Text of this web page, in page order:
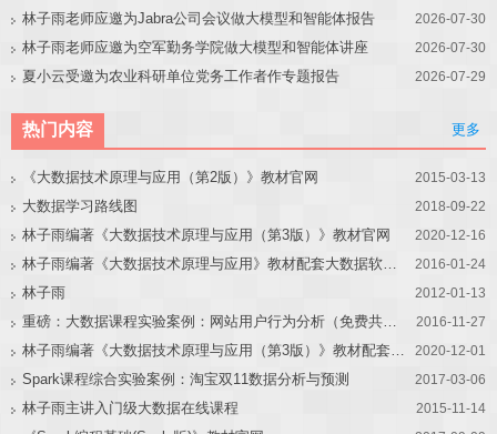
林子雨老师应邀为Jabra公司会议做大模型和智能体报告 2026-07-30
林子雨老师应邀为空军勤务学院做大模型和智能体讲座 2026-07-30
夏小云受邀为农业科研单位党务工作者作专题报告 2026-07-29
热门内容 更多
《大数据技术原理与应用（第2版）》教材官网 2015-03-13
大数据学习路线图 2018-09-22
林子雨编著《大数据技术原理与应用（第3版）》教材官网 2020-12-16
林子雨编著《大数据技术原理与应用》教材配套大数据软件安装和编程实践指南 2016-01-24
林子雨 2012-01-13
重磅：大数据课程实验案例：网站用户行为分析（免费共享） 2016-11-27
林子雨编著《大数据技术原理与应用（第3版）》教材配套大数据软件安装和编程实践指南 2020-12-01
Spark课程综合实验案例：淘宝双11数据分析与预测 2017-03-06
林子雨主讲入门级大数据在线课程 2015-11-14